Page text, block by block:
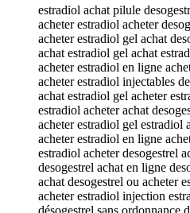
estradiol achat pilule
acheter estradiol acheter
acheter estradiol gel achat
achat estradiol gel achat
acheter estradiol en ligne
acheter estradiol injectables
achat estradiol gel acheter
estradiol acheter achat
acheter estradiol gel estradiol
acheter estradiol en ligne
estradiol acheter desogestrel
desogestrel achat en ligne
achat desogestrel ou acheter
acheter estradiol injection
désogestrel sans ordonnance